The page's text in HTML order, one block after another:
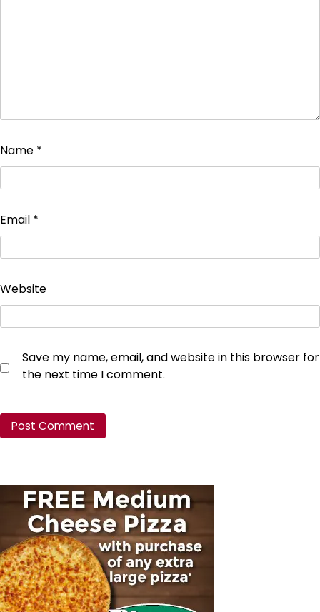
Name *
Email *
Website
Save my name, email, and website in this browser for
the next time I comment.